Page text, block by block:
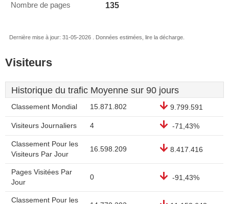
Nombre de pages 135
Dernière mise à jour: 31-05-2026 . Données estimées, lire la décharge.
Visiteurs
Historique du trafic Moyenne sur 90 jours
Classement Mondial 15.871.802 9.799.591
Visiteurs Journaliers 4 -71,43%
Classement Pour les
Visiteurs Par Jour
16.598.209 8.417.416
Pages Visitées Par
Jour
0 -91,43%
Classement Pour les